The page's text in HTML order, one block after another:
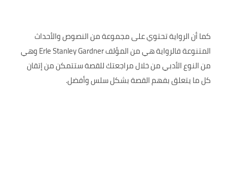
كما أن الرواية تحتوي على مجموعة من النصوص والأحداث
المتنوعة فالرواية هي من المؤلف Erle Stanley Gardner وهي
من النوع الأدبي من خلال مراجعتك للقصة ستتمكن من إتقان
كل ما يتعلق بفهم القصة بشكل سلس وأفضل.